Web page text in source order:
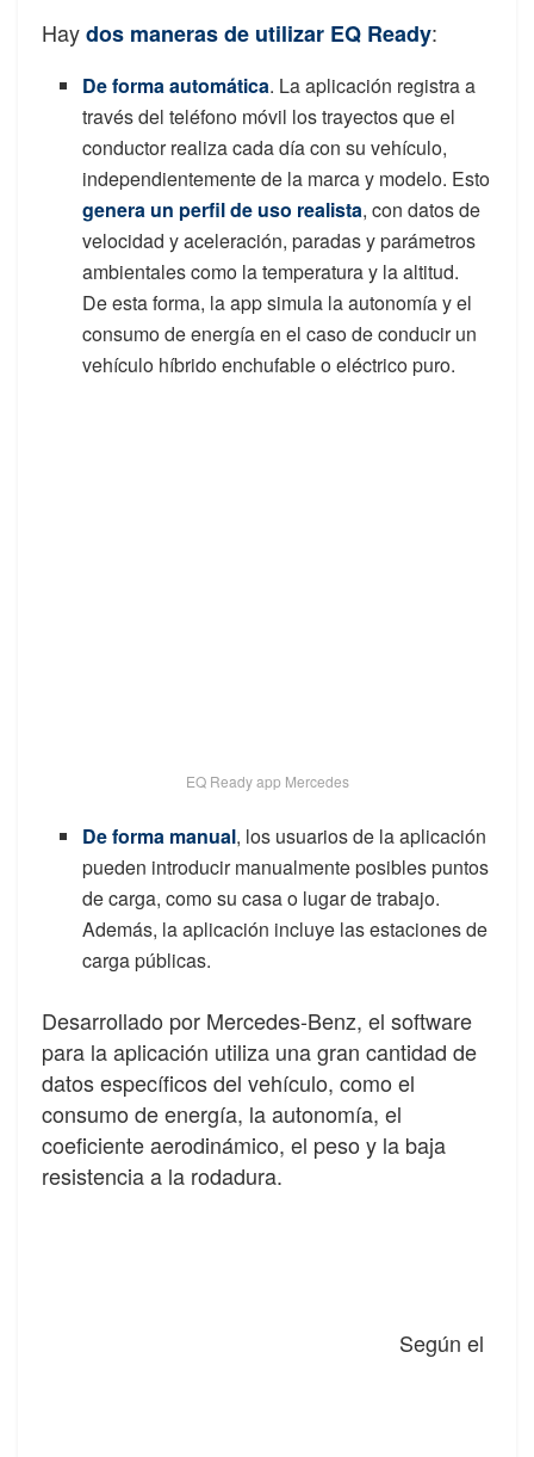
Haydos maneras de utilizar EQ Ready:
De forma automática. La aplicación registra a
través del teléfono móvil los trayectos que el
conductor realiza cada día con su vehículo,
independientemente de la marca y modelo. Esto
genera un perfil de uso realista, con datos de
velocidad y aceleración, paradas y parámetros
ambientales como la temperatura y la altitud.
De esta forma, la app simula la autonomía y el
consumo de energía en el caso de conducir un
vehículo híbrido enchufable o eléctrico puro.
EQ Ready app Mercedes
De forma manual, los usuarios de la aplicación
pueden introducir manualmente posibles puntos
de carga, como su casa o lugar de trabajo.
Además, la aplicación incluye las estaciones de
carga públicas.
Desarrollado por Mercedes-Benz, el software
para la aplicación utiliza una gran cantidad de
datos específicos del vehículo, como el
consumo de energía, la autonomía, el
coeficiente aerodinámico, el peso y la baja
resistencia a la rodadura.
Según el